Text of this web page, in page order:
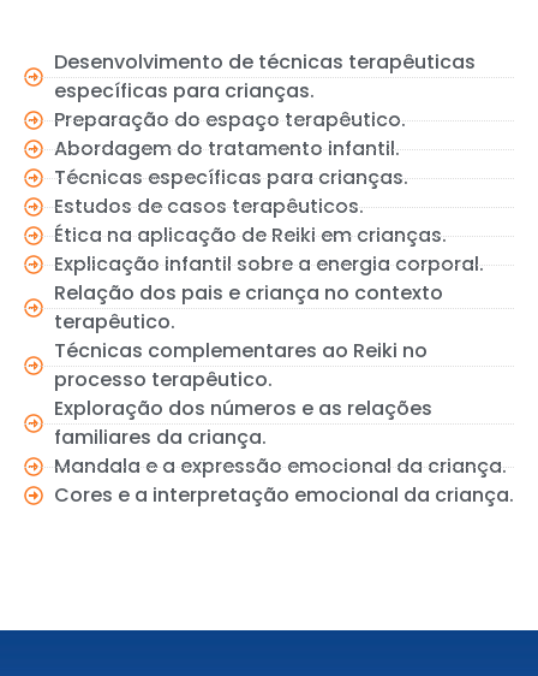
Desenvolvimento de técnicas terapêuticas
específicas para crianças.
Preparação do espaço terapêutico.
Abordagem do tratamento infantil.
Técnicas específicas para crianças.
Estudos de casos terapêuticos.
Ética na aplicação de Reiki em crianças.
Explicação infantil sobre a energia corporal.
Relação dos pais e criança no contexto
terapêutico.
Técnicas complementares ao Reiki no
processo terapêutico.
Exploração dos números e as relações
familiares da criança.
Mandala e a expressão emocional da criança.
Cores e a interpretação emocional da criança.